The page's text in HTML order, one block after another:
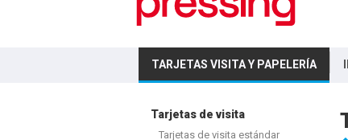
TARJETAS VISITA Y PAPELERÍA
Tarjetas de visita
Tarjetas de visita estándar